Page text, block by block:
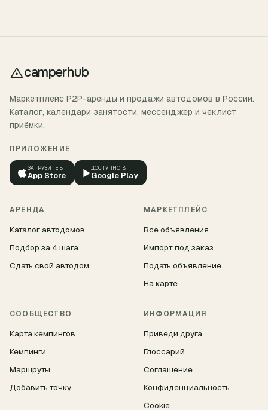
camperhub
Маркетплейс P2P-аренды и продажи автодомов в России.
Каталог, календари занятости, мессенджер и чеклист
приёмки.
ПРИЛОЖЕНИЕ
ЗАГРУЗИТЕ В
App Store ▶ДОСТУПНО В
Google Play
АРЕНДА
Каталог автодомов
Подбор за 4 шага
Сдать свой автодом
МАРКЕТПЛЕЙС
Все объявления
Импорт под заказ
Подать объявление
На карте
СООБЩЕСТВО
Карта кемпингов
Кемпинги
Маршруты
Добавить точку
ИНФОРМАЦИЯ
Приведи друга
Глоссарий
Соглашение
Конфиденциальность
Cookie